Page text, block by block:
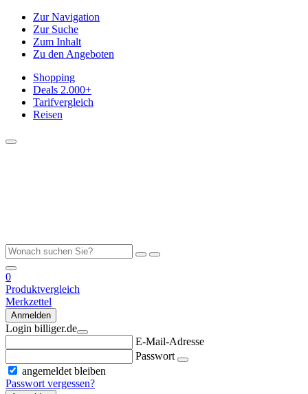
Zur Navigation
Zur Suche
Zum Inhalt
Zu den Angeboten
Shopping
Deals 2.000+
Tarifvergleich
Reisen
0
Produktvergleich
Merkzettel
Anmelden
Login billiger.de
E-Mail-Adresse
Passwort
angemeldet bleiben
Passwort vergessen?